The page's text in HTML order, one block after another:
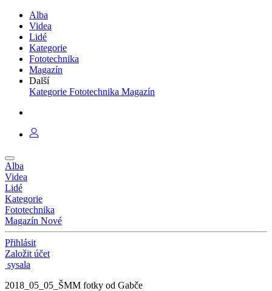
Alba
Videa
Lidé
Kategorie
Fototechnika
Magazín
Další
Kategorie Fototechnika Magazín
Alba
Videa
Lidé
Kategorie
Fototechnika
Magazín Nové
Přihlásit
Založit účet
sysala
2018_05_05_ŠMM fotky od Gabče